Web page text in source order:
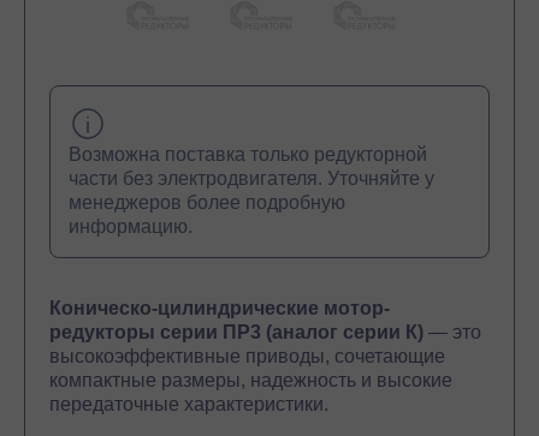
Возможна поставка только редукторной
части без электродвигателя. Уточняйте у
менеджеров более подробную
информацию.
Коническо-цилиндрические мотор-
редукторы серии ПР3 (аналог серии К) — это
высокоэффективные приводы, сочетающие
компактные размеры, надежность и высокие
передаточные характеристики.